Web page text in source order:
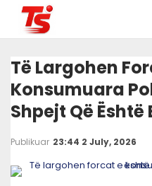
Të Largohen
Konsumuara
Shpejt Që Është
Publikuar 23:44 2 July, 2026